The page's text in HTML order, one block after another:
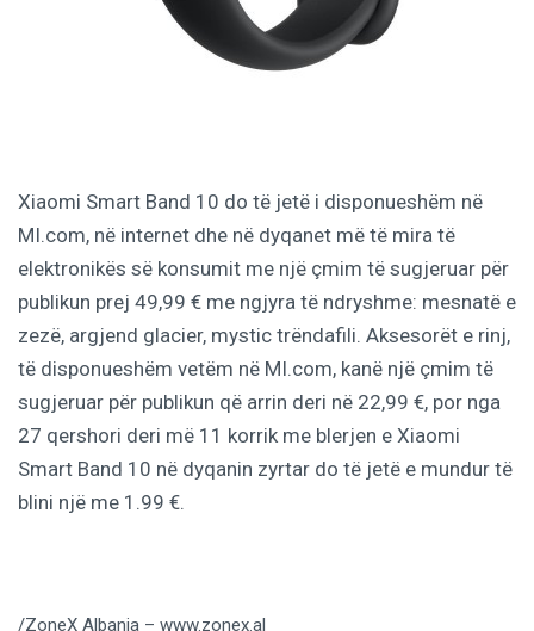
Xiaomi Smart Band 10 do të jetë i disponueshëm në
MI.com, në internet dhe në dyqanet më të mira të
elektronikës së konsumit me një çmim të sugjeruar për
publikun prej 49,99 € me ngjyra të ndryshme: mesnatë e
zezë, argjend glacier, mystic trëndafili. Aksesorët e rinj,
të disponueshëm vetëm në MI.com, kanë një çmim të
sugjeruar për publikun që arrin deri në 22,99 €, por nga
27 qershori deri më 11 korrik me blerjen e Xiaomi
Smart Band 10 në dyqanin zyrtar do të jetë e mundur të
blini një me 1.99 €.
/ZoneX Albania – www.zonex.al